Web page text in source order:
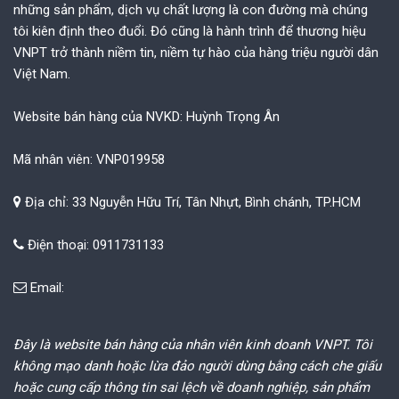
những sản phẩm, dịch vụ chất lượng là con đường mà chúng
tôi kiên định theo đuổi. Đó cũng là hành trình để thương hiệu
VNPT trở thành niềm tin, niềm tự hào của hàng triệu người dân
Việt Nam.
Website bán hàng của NVKD: Huỳnh Trọng Ân
Mã nhân viên: VNP019958
Địa chỉ: 33 Nguyễn Hữu Trí, Tân Nhựt, Bình chánh, TP.HCM
Điện thoại: 0911731133
Email:
Đây là website bán hàng của nhân viên kinh doanh VNPT. Tôi
không mạo danh hoặc lừa đảo người dùng bằng cách che giấu
hoặc cung cấp thông tin sai lệch về doanh nghiệp, sản phẩm